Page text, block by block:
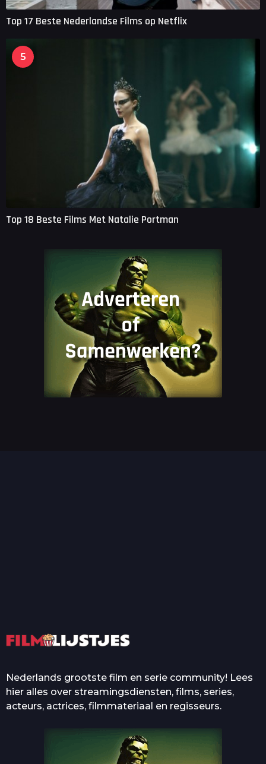
Top 17 Beste Nederlandse Films op Netflix
5
Top 18 Beste Films Met Natalie Portman
Nederlands grootste film en serie community! Lees
hier alles over streamingsdiensten, films, series,
acteurs, actrices, filmmateriaal en regisseurs.